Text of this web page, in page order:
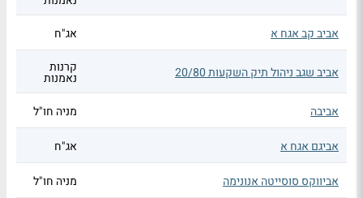
אביב קב אגח א
אג"ח
אביב שגב ניהול תיק השקעות 20/80 קרנות
נאמנות
אביבה
מניה חו"ל
אביגם אגח א אג"ח
אביווקס סוסייטה אנונימה מניה חו"ל